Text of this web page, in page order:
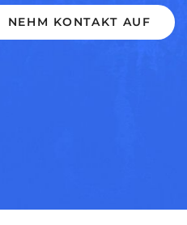
NEHM KONTAKT AUF